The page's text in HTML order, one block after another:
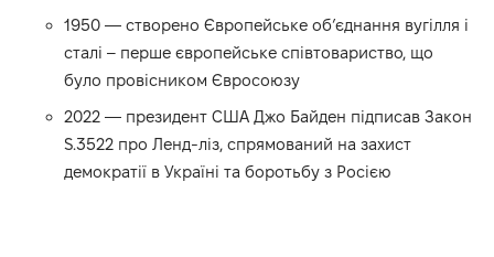
1950 — створено Європейське об’єднання вугілля і
сталі – перше європейське співтовариство, що
було провісником Євросоюзу
2022 — президент США Джо Байден підписав Закон
S.3522 про Ленд-ліз, спрямований на захист
демократії в Україні та боротьбу з Росією